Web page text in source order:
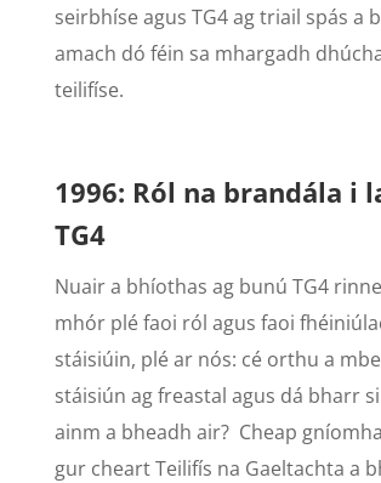
seirbhíse agus TG4 ag triail spás a
amach dó féin sa mhargadh
teilifíse.
1996: Ról na brandála i
TG4
Nuair a bhíothas ag bunú TG4
mhór plé faoi ról agus faoi
stáisiúin, plé ar nós: cé orthu a
stáisiún ag freastal agus dá bharr
ainm a bheadh air? Cheap
gur cheart Teilifís na Gaeltachta a